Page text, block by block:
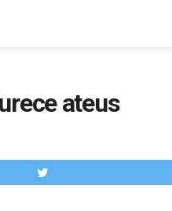
ateus